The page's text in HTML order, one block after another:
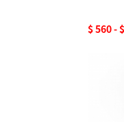
$ 560 -